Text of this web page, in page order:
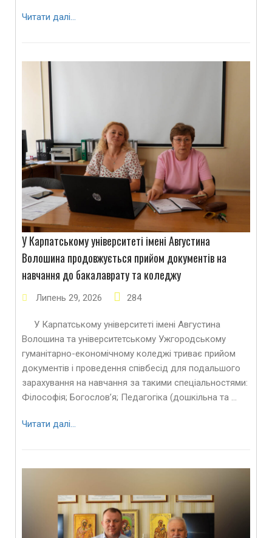
Читати далі…
У Карпатському університеті імені Августина
Волошина продовжується прийом документів на
навчання до бакалаврату та коледжу
Липень 29, 2026 284
У Карпатському університеті імені Августина
Волошина та університетському Ужгородському
гуманітарно-економічному коледжі триває прийом
документів і проведення співбесід для подальшого
зарахування на навчання за такими спеціальностями:
Філософія; Богослов’я; Педагогіка (дошкільна та …
Читати далі…